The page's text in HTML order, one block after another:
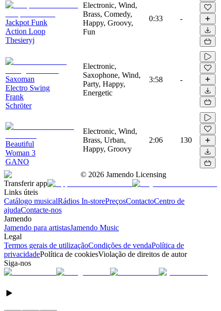
Jackpot Funk
Action Loop
Thesieryj
Electronic, Wind,
Brass, Comedy,
Happy, Groovy,
Fun
0:33 -
Saxoman
Electro Swing
Frank
Schröter
Electronic,
Saxophone, Wind,
Party, Happy,
Energetic
3:58 -
Beautiful
Woman 3
GANO
Electronic, Wind,
Brass, Urban,
Happy, Groovy
2:06 130
© 2026 Jamendo Licensing
Transferir app
Links úteis
Catálogo musicalRádios In-storePreçosContactoCentro de
ajudaContacte-nos
Jamendo
Jamendo para artistasJamendo Music
Legal
Termos gerais de utilizaçãoCondições de vendaPolítica de
privacidadePolítica de cookiesViolação de direitos de autor
Siga-nos